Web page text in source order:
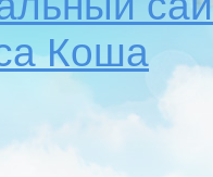
Коша